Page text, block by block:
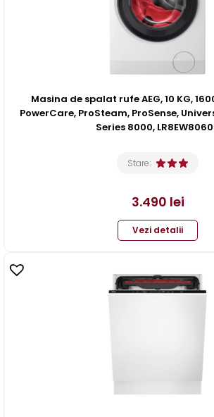
Masina de spalat rufe AEG, 10 KG,
PowerCare, ProSteam, ProSense,
Series 8000,
Stare:
3.490 lei
Vezi detalii